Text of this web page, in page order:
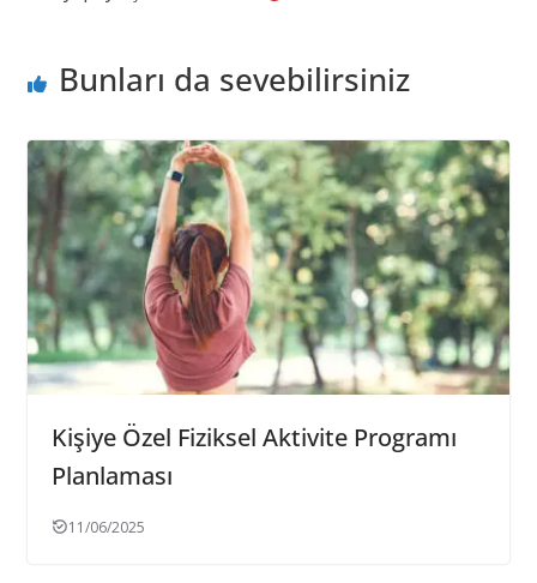
Bunları da sevebilirsiniz
Kişiye Özel Fiziksel Aktivite Programı
Planlaması
11/06/2025